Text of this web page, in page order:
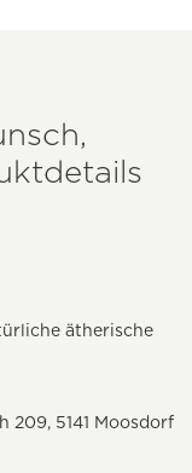
ätherische
209, 5141 Moosdorf